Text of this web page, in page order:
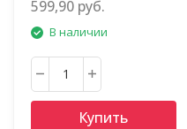
599,90 руб.
В наличии
Купить